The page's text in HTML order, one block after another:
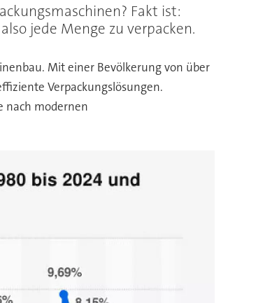
Fakt ist:
jede Menge zu verpacken.
Mit einer Bevölkerung von über
Verpackungslösungen.
nach modernen